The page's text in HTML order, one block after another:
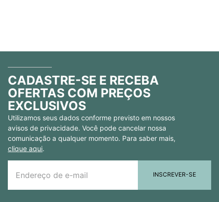
CADASTRE-SE E RECEBA
OFERTAS COM PREÇOS
EXCLUSIVOS
Utilizamos seus dados conforme previsto em nossos
avisos de privacidade. Você pode cancelar nossa
comunicação a qualquer momento. Para saber mais,
clique aqui.
INSCREVER-SE